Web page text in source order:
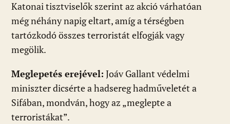
Katonai tisztviselők szerint az akció várhatóan
még néhány napig eltart, amíg a térségben
tartózkodó összes terroristát elfogják vagy
megölik.
Meglepetés erejével: Joáv Gallant védelmi
miniszter dicsérte a hadsereg hadműveletét a
Sifában, mondván, hogy az „meglepte a
terroristákat”.